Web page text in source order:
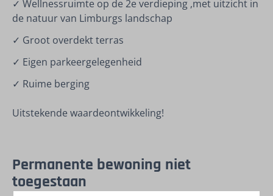
✓ Wellnessruimte op de 2e verdieping ,met uitzicht in
de natuur van Limburgs landschap
✓ Groot overdekt terras
✓ Eigen parkeergelegenheid
✓ Ruime berging
Uitstekende waardeontwikkeling!
Permanente bewoning niet
toegestaan